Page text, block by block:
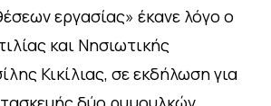
εργασίας» έκανε λόγο ο
και Νησιωτικής
Κικίλιας, σε εκδήλωση για